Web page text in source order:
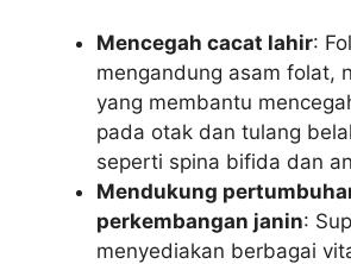
Mencegah cacat lahir:
mengandung asam folat,
yang membantu
pada otak dan tulang
seperti spina bifida dan
Mendukung
perkembangan janin:
menyediakan berbagai